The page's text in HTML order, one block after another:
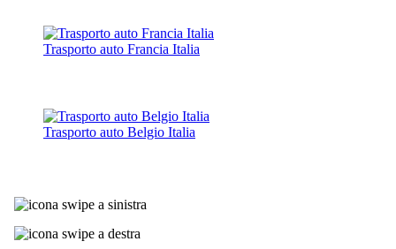
Trasporto auto Francia Italia
Trasporto auto Belgio Italia